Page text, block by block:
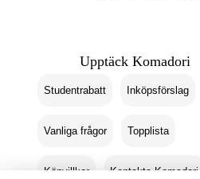
Upptäck Komadori
Studentrabatt Inköpsförslag
Vanliga frågor Topplista
Köpvillkor Kontakta Komadori